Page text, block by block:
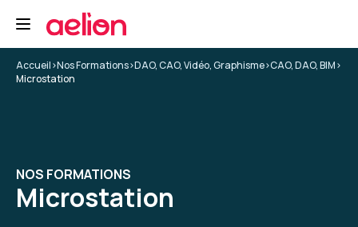
Accueil>Nos Formations>DAO, CAO, Vidéo, Graphisme>CAO, DAO, BIM>
Microstation
NOS FORMATIONS
Microstation